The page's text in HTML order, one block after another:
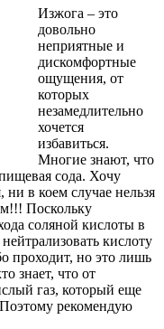
Изжога – это
довольно
неприятные и
дискомфортные
ощущения, от
которых
незамедлительно
хочется
избавиться.
Многие знают, что
сода. Хочу
ни в коем случае нельзя
Поскольку
соляной кислоты в
кислоту
проходит, но это лишь
знает, что от
газ, который еще
рекомендую